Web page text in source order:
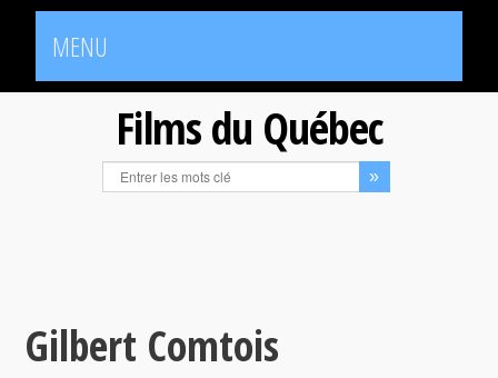
MENU
Films du Québec
Gilbert Comtois